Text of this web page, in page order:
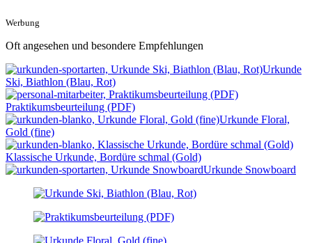
Werbung
Oft angesehen und besondere Empfehlungen
Urkunde
Ski, Biathlon (Blau, Rot)
Praktikumsbeurteilung (PDF)
Urkunde Floral,
Gold (fine)
Klassische Urkunde, Bordüre schmal (Gold)
Urkunde Snowboard